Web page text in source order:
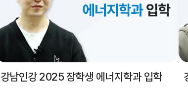
강남인강 2025 장학생 에너지학과 입학